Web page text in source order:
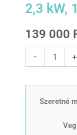
2,3 kW,
139 000
-
magasnyomású+
Szeretné